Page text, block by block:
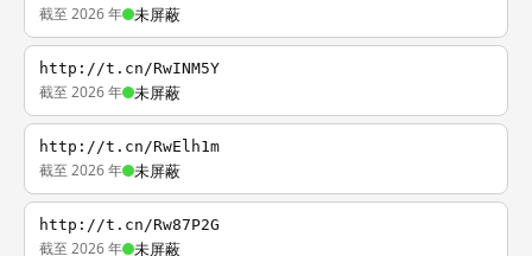
截至 2026 年 未屏蔽
http://t.cn/RwINM5Y
截至 2026 年 未屏蔽
http://t.cn/RwElh1m
截至 2026 年 未屏蔽
http://t.cn/Rw87P2G
截至 2026 年 未屏蔽